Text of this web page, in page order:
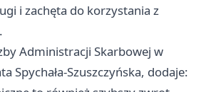
i zachęta do korzystania z
Administracji Skarbowej w
Spychała-Szuszczyńska, dodaje: